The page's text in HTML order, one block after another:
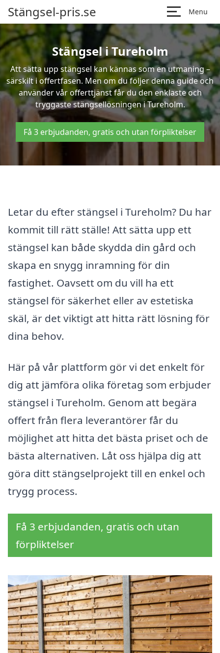
Stängsel-pris.se Menu
Stängsel i Tureholm
Att sätta upp stängsel kan kännas som en utmaning –
särskilt i offertfasen. Men om du följer denna guide och
använder vår offerttjänst får du den enklaste och
tryggaste stängsellösningen i Tureholm.
Få 3 erbjudanden, gratis och utan förpliktelser
Letar du efter stängsel i Tureholm? Du har
kommit till rätt ställe! Att sätta upp ett
stängsel kan både skydda din gård och
skapa en snygg inramning för din
fastighet. Oavsett om du vill ha ett
stängsel för säkerhet eller av estetiska
skäl, är det viktigt att hitta rätt lösning för
dina behov.
Här på vår plattform gör vi det enkelt för
dig att jämföra olika företag som erbjuder
stängsel i Tureholm. Genom att begära
offert från flera leverantörer får du
möjlighet att hitta det bästa priset och de
bästa alternativen. Låt oss hjälpa dig att
göra ditt stängselprojekt till en enkel och
trygg process.
Få 3 erbjudanden, gratis och utan
förpliktelser